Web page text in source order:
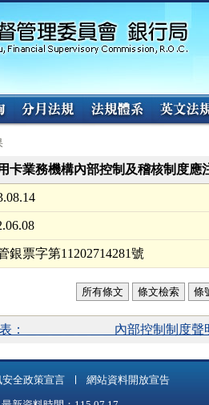
卡業務機構內部控制及稽核制度應
銀票字第11202714281號
所有條文 條文檢索 條
：＿＿＿＿＿＿＿內部控制制度聲
安全政策宣言 網站資料開放宣告